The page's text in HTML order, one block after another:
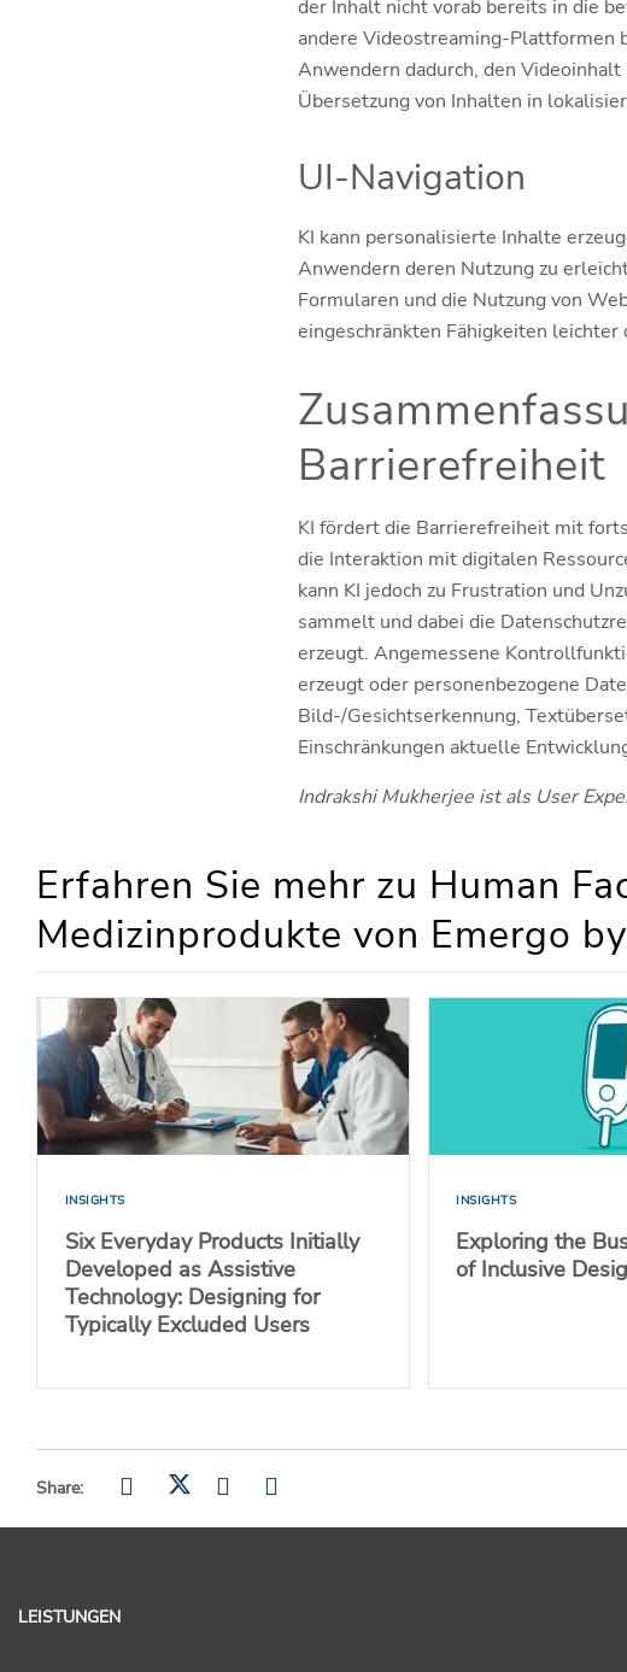
der Inhalt nicht vorab bereits in die
andere Videostreaming-Plattformen
Anwendern dadurch, den
Übersetzung von Inhalten in
UI-Navigation
KI kann personalisierte Inhalte
Anwendern deren Nutzung zu
Formularen und die Nutzung von
eingeschränkten Fähigkeiten
Barrierefreiheit
KI fördert die Barrierefreiheit mit
die Interaktion mit digitalen
kann KI jedoch zu Frustration und
sammelt und dabei die
erzeugt. Angemessene
erzeugt oder personenbezogene
Bild-/Gesichtserkennung,
Einschränkungen aktuelle
Indrakshi Mukherjee ist als User
Erfahren Sie mehr zu Human
Medizinprodukte von Emergo
INSIGHTS
Six Everyday Products Initially
Developed as Assistive
Technology: Designing for
Typically Excluded Users
INSIGHTS
Exploring the
of Inclusive
Share:
LEISTUNGEN